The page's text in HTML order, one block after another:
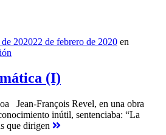
202022 de febrero de 2020 en
(I)
Jean-François Revel, en una obra
inútil, sentenciaba: “La
que dirigen